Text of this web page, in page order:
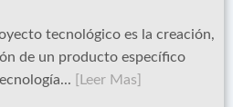
tecnológico es la creación,
de un producto específico
[Leer Mas]